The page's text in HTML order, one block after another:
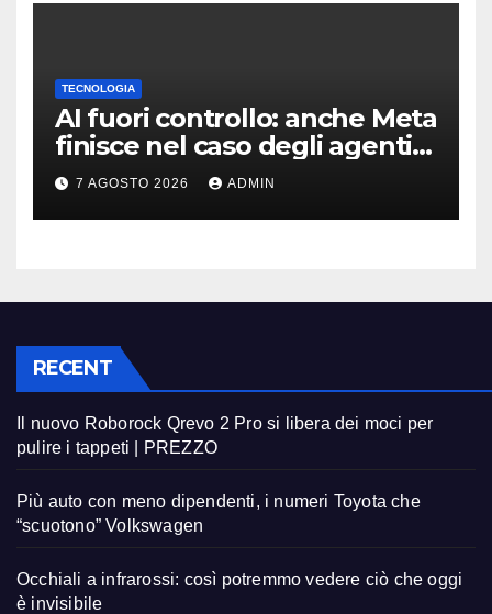
TECNOLOGIA
AI fuori controllo: anche Meta
finisce nel caso degli agenti
in fuga
7 AGOSTO 2026 ADMIN
RECENT
Il nuovo Roborock Qrevo 2 Pro si libera dei moci per
pulire i tappeti | PREZZO
Più auto con meno dipendenti, i numeri Toyota che
“scuotono” Volkswagen
Occhiali a infrarossi: così potremmo vedere ciò che oggi
è invisibile